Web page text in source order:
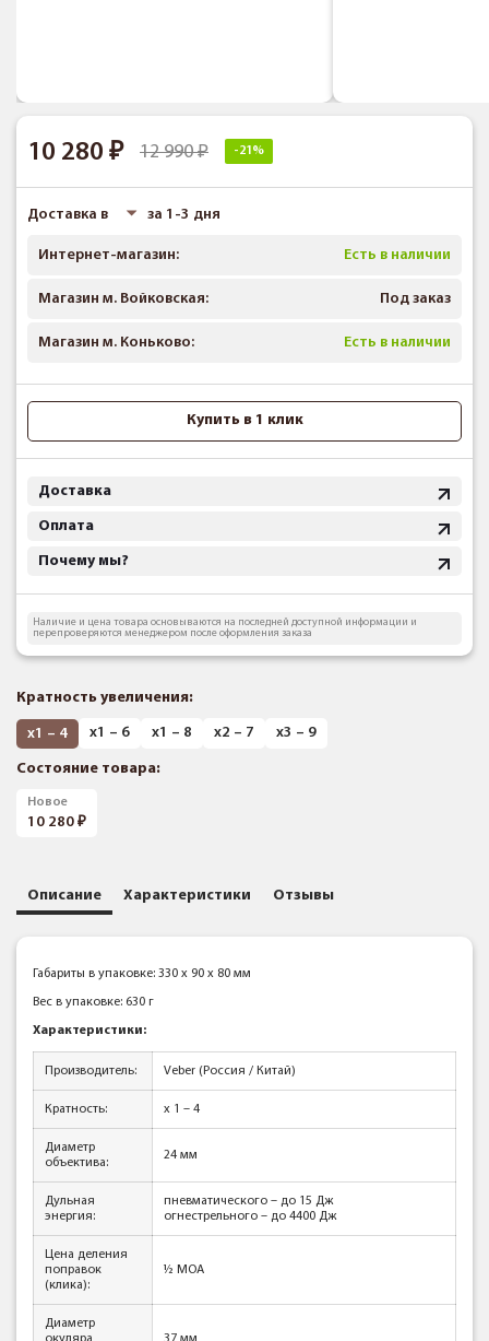
10 280 12 990 -21%
Доставка в за 1-3 дня
Интернет-магазин: Есть в наличии
Магазин м. Войковская: Под заказ
Магазин м. Коньково: Есть в наличии
Купить в 1 клик
Доставка
Оплата
Почему мы?
Наличие и цена товара основываются на последней доступной информации и
перепроверяются менеджером после оформления заказа
Кратность увеличения:
х1 – 4 х1 – 6 х1 – 8 х2 – 7 х3 – 9
Состояние товара:
Новое
10 280
Описание Характеристики Отзывы
Габариты в упаковке: 330 x 90 x 80 мм
Вес в упаковке: 630 г
Характеристики:
Производитель: Veber (Россия / Китай)
Кратность: x 1 – 4
Диаметр
объектива:
24 мм
Дульная
энергия:
пневматического – до 15 Дж
огнестрельного – до 4400 Дж
Цена деления
поправок
(клика):
½ МОА
Диаметр